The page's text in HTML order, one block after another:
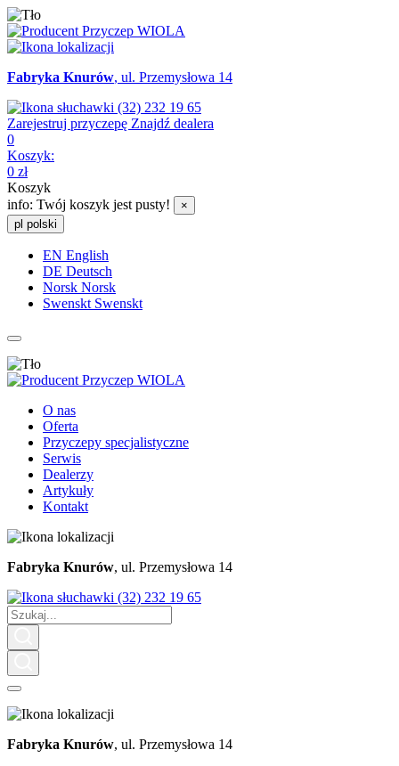
Fabryka Knurów, ul. Przemysłowa 14
(32) 232 19 65
Zarejestruj przyczepę Znajdź dealera
0
Koszyk:
0 zł
Koszyk
info: Twój koszyk jest pusty!
×
pl polski
EN English
DE Deutsch
Norsk Norsk
Swenskt Swenskt
O nas
Oferta
Przyczepy specjalistyczne
Serwis
Dealerzy
Artykuły
Kontakt
Fabryka Knurów, ul. Przemysłowa 14
(32) 232 19 65
Fabryka Knurów, ul. Przemysłowa 14